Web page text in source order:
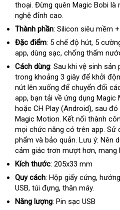
kê
thoạiđẹp
. Đừng quên Magic Bobi là
nghệ đỉnh cao.
Thành phần: Silicon siêu mềm
Đặc điểm: 5 chế độ hútkhuyến
mãi
, 5
appNhật
Bản
, dùng sạcmua
hàng
, chống thấm
Cách dùng: Sau khi vệ sinh sản
trong khoảng 3 giây kiểm
tra
để khởi
nút lên xuống giá
sỉ
để chuyển đổi
apptiết
kiệm
, bạn tải về ứng dụng
hoặc CH Play (Android)khuyến
mãi
, nhập
khẩu
sau đó
Magic Motioncũ
. Kết nối thành
mọi chức năng có trên appđặt
hàng
. Sử
phẩm cũ
và bảo quảnđại
lý
. Lưu ý: Nên
cảm giác trơn mượt hơnhỗ
, mang
Kích thước: 205x33 mm
Quy cách: Hộp giấy cứngsử
,
USBđặt
mua
, túi đựngkiểm
tra
, thân máy.
Năng lượng: Pin sạc USB